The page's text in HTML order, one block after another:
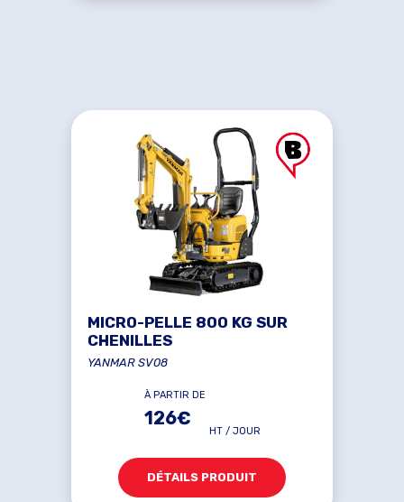
MICRO-PELLE 800 KG SUR
CHENILLES
YANMAR SV08
À PARTIR DE
126€
HT / JOUR
DÉTAILS PRODUIT